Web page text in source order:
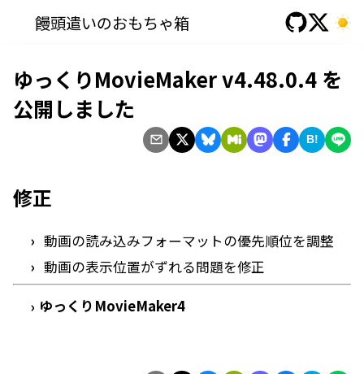
饅頭遣いのおもちゃ箱
ゆっくりMovieMaker v4.48.0.4 を
公開しました
B!
修正
動画の読み込みフォーマットの優先順位を調整
動画の表示位置がずれる問題を修正
› ゆっくりMovieMaker4